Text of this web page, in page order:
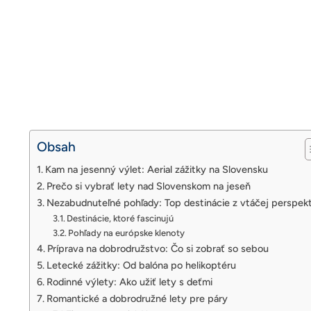
Obsah
Kam na jesenný výlet: Aerial zážitky na Slovensku
Prečo si vybrať lety nad Slovenskom na jeseň
Nezabudnuteľné pohľady: Top destinácie z vtáčej
Destinácie, ktoré fascinujú
Pohľady na európske klenoty
Príprava na dobrodružstvo: Čo si zobrať so sebou
Letecké zážitky: Od balóna po helikoptéru
Rodinné výlety: Ako užiť lety s deťmi
Romantické a dobrodružné lety pre páry